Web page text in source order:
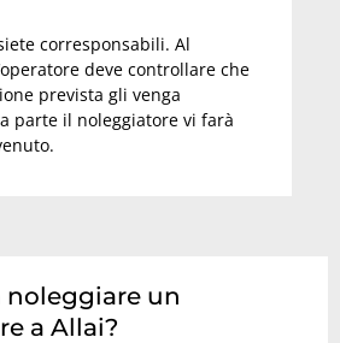
corresponsabili. Al
deve controllare che
prevista gli venga
parte il noleggiatore vi farà
noleggiare un
a Allai?